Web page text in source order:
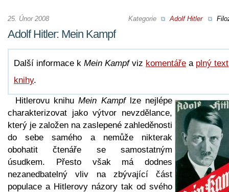
Kategorie Adolf Hitler
25. Únor 2008
Adolf Hitler: Mein Kampf
Další informace k Mein Kampfviz komentáře a plný text
knihy.
Hitlerovu knihuMein Kampflze nejlépe
charakterizovat jako výtvor nevzdělance,
který je založen na zaslepené zahleděnosti
do sebe samého a nemůže nikterak
obohatit čtenáře se samostatným
úsudkem. Přesto však má dodnes
nezanedbatelný vliv na zbývající část
populace a Hitlerovy názory tak od svého